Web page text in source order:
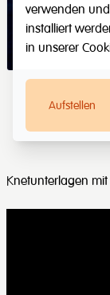
Knetunterlagen
verwenden
installiert
in unserer
Aufstellen